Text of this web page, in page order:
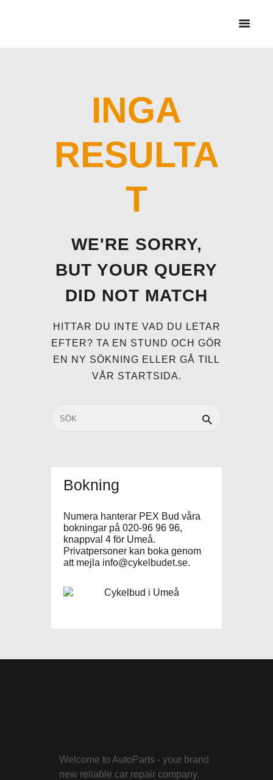
INGA
RESULTA
T
WE'RE SORRY,
BUT YOUR QUERY
DID NOT MATCH
HITTAR DU INTE VAD DU LETAR
EFTER? TA EN STUND OCH GÖR
EN NY SÖKNING ELLER GÅ TILL
VÅR STARTSIDA.
Bokning
Numera hanterar PEX Bud våra
bokningar på 020-96 96 96,
knappval 4 för Umeå.
Privatpersoner kan boka genom
att mejla info@cykelbudet.se.
Welcome to AutoParts - your brand
new reliable car repair company.